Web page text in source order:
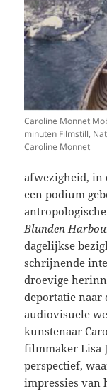
Caroline Monnet
minuten Filmstill,
Caroline Monnet
afwezigheid, in
een podium
Blunden
dagelijkse
schrijnende
droevige
deportatie naar
audiovisuele
kunstenaar
filmmaker Lisa
perspectief,
impressies van